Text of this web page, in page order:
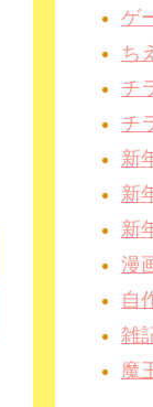
ゲ
ち
チ
チ
新
新
新
漫
自
雑
魔